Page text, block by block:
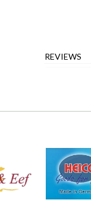
REVIEWS